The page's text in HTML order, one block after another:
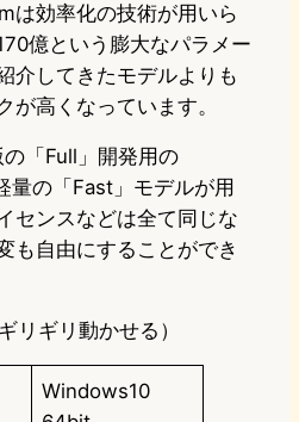
は効率化の技術が用いら
億という膨大なパラメー
介してきたモデルよりも
が高くなっています。
「Full」開発用の
量の「Fast」モデルが用
センスなどは全て同じな
も自由にすることができ
リギリ動かせる）
Windows10